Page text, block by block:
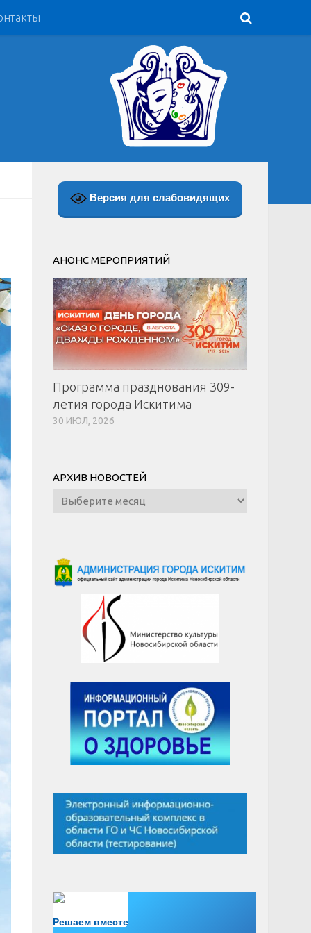
Версия для слабовидящих
АНОНС МЕРОПРИЯТИЙ
Программа празднования 309-
летия города Искитима
30 ИЮЛ, 2026
АРХИВ НОВОСТЕЙ
Архив
новостей
Решаем вместе